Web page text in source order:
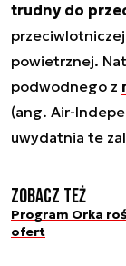
trudny do
powietrznej.
podwodnego z
(ang. Air-
uwydatnia te
Zobacz też
Program Orka
ofert